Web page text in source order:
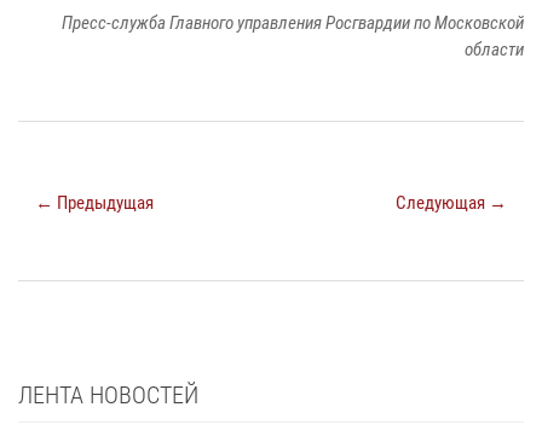
Пресс-служба Главного управления Росгвардии по Московской
области
← Предыдущая Следующая →
ЛЕНТА НОВОСТЕЙ